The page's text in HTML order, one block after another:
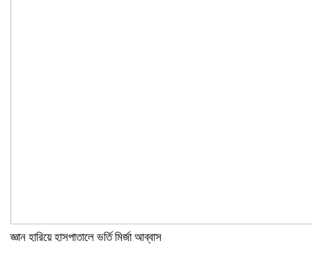
জ্ঞান হারিয়ে হাসপাতালে ভর্তি মির্জা আব্বাস